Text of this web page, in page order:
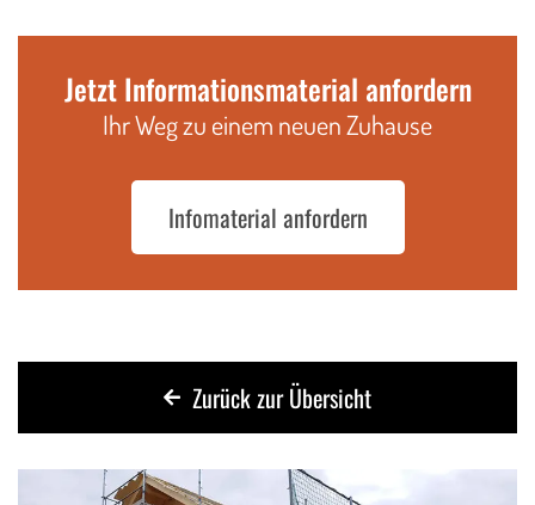
Jetzt Informationsmaterial anfordern
Ihr Weg zu einem neuen Zuhause
Infomaterial anfordern
Zurück zur Übersicht